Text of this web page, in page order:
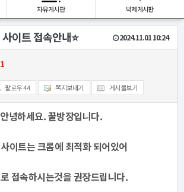
자유게시판 박제게시판
이트 접속안내⭐️ 2024.11.01 10:24
1
팔로우44 쪽지보내기 게시물보기
안녕하세요. 꿀방장입니다.
이트는 크롬에 최적화 되어있어
접속하시는것을 권장드립니다.